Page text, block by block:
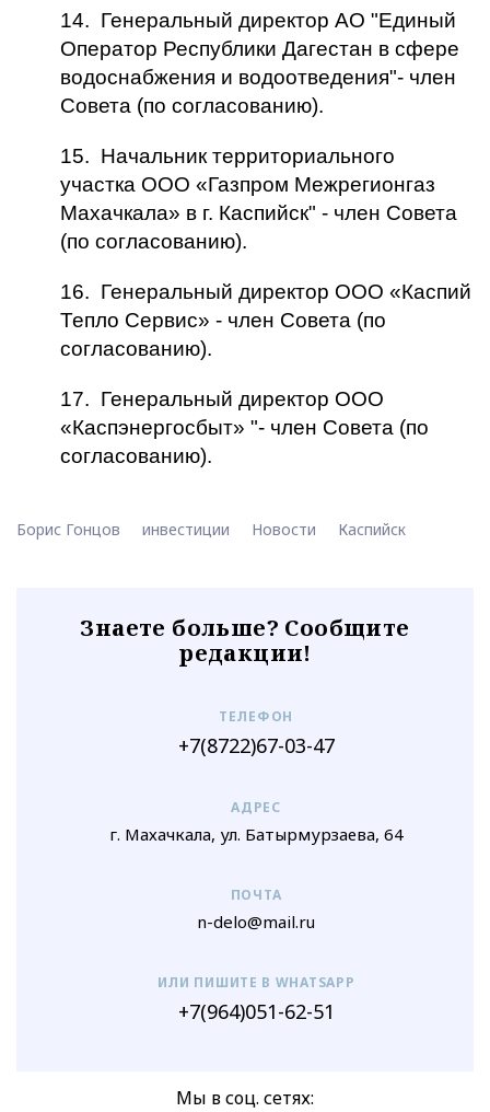
14. Генеральный директор АО "Единый
Оператор Республики Дагестан в сфере
водоснабжения и водоотведения"- член
Совета (по согласованию).
15. Начальник территориального
участка ООО «Газпром Межрегионгаз
Махачкала» в г. Каспийск" - член Совета
(по согласованию).
16. Генеральный директор ООО «Каспий
Тепло Сервис» - член Совета (по
согласованию).
17. Генеральный директор ООО
«Каспэнергосбыт» "- член Совета (по
согласованию).
Борис Гонцов инвестиции Новости Каспийск
Знаете больше? Сообщите
редакции!
ТЕЛЕФОН
+7(8722)67-03-47
АДРЕС
г. Махачкала, ул. Батырмурзаева, 64
ПОЧТА
n-delo@mail.ru
ИЛИ ПИШИТЕ В WHATSAPP
+7(964)051-62-51
Мы в соц. сетях: